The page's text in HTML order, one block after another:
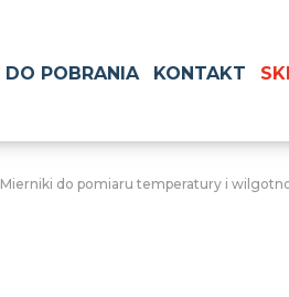
DO POBRANIA KONTAKT
Mierniki do pomiaru temperatury i